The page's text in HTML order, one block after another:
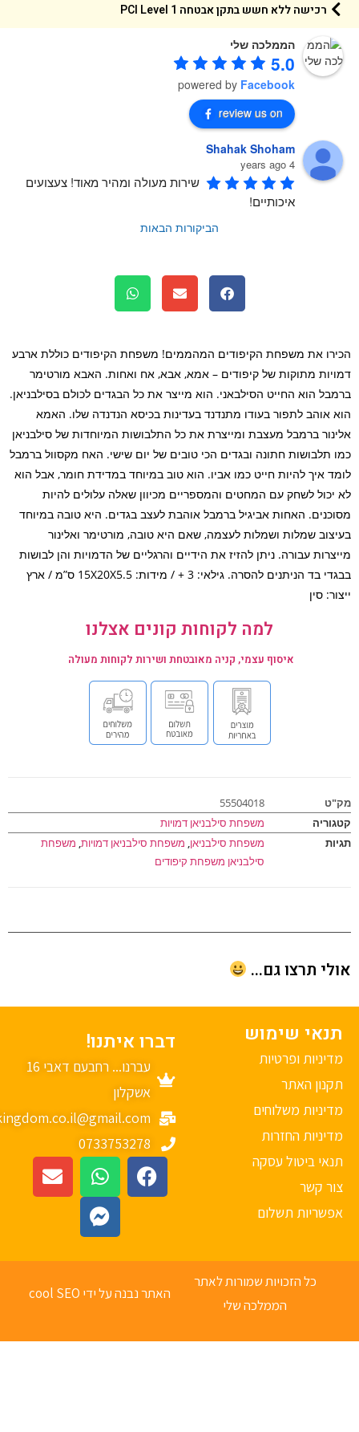
רכישה ללא חשש בתקן אבטחה 1 PCI Level
הממלכה שלי
5.0
powered byFacebook
review us on
Shahak Shoham
4 years ago
שירות מעולה ומהיר מאוד! צעצועים
איכותיים!
הביקורות הבאות
את משפחת הקיפודים המהממים! משפחת הקיפודים כוללת ארבע
מתוקות של קיפודים – אמא, אבא, אח ואחות. האבא מורטימר
הוא החייט הסילבאני. הוא מייצר את כל הבגדים לכולם בסילבניאן.
אוהב לתפור בעודו מתנדנד בעדינות בכיסא הנדנדה שלו. האמא
ברמבל מעצבת ומייצרת את כל התלבושות המיוחדות של סילבניאן
תלבושות חתונה ובגדים הכי טובים של יום שישי. האח מקסוול ברמבל
איך להיות חייט כמו אביו. הוא טוב במיוחד במדידת חומר, אבל הוא
לשחק עם המחטים והמספריים מכיוון שאלה עלולים להיות
האחות אביגיל ברמבל אוהבת לעצב בגדים. היא טובה במיוחד
שמלות ושמלות לעצמה, שאם היא טובה, מורטימר ואלינור
עבורה. ניתן להזיז את הידיים והרגליים של הדמויות והן לבושות
בבגדי בד הניתנים להסרה. גילאי: 3 + / מידות: 15X20X5.5 ס”מ / ארץ
סין
למה לקוחות קונים אצלנו
איסוף עצמי, קניה מאובטחת ושירות לקוחות מעולה
55504018
משפחת סילבניאן דמויות
משפחת סילבניאן,משפחת סילבניאן דמויות,משפחת
סילבניאן משפחת קיפודים
תרצו גם...
שימוש
ופרטיות
האתר
משלוחים
החזרות
ביטול עסקה
קשר
תשלום
דברו איתנו!
עברנו... רחבעם דאבי 16
אשקלון
mykingdom.co.il@gmail.com
0733753278
כל הזכויות שמורות לאתר
הממלכה שלי
האתר נבנה על ידי cool SEO